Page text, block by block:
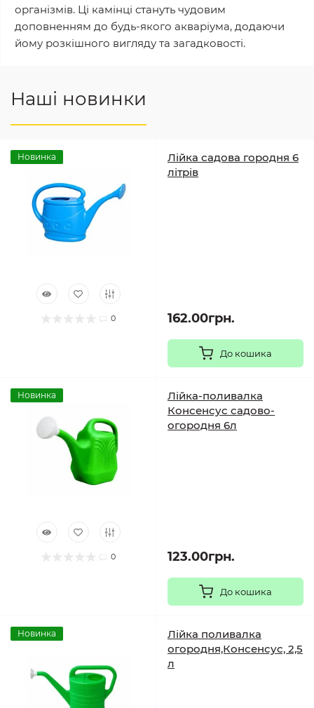
організмів. Ці камінці стануть чудовим
доповненням до будь-якого акваріума, додаючи
йому розкішного вигляду та загадковості.
Наші новинки
Новинка
0
Лійка садова городня 6
літрів
162.00грн.
До кошика
Новинка
0
Лійка-поливалка
Консенсус садово-
огородня 6л
123.00грн.
До кошика
Новинка
Лійка поливалка
огородня,Консенсус, 2,5
л